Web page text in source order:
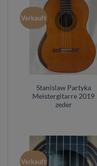
Verkauft
Stanislaw Partyka
Meistergitarre 2019
zeder
Verkauft